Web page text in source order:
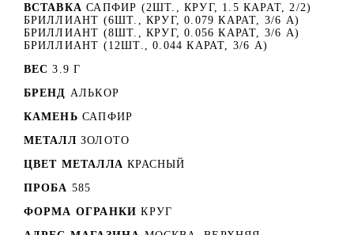
ВСТАВКА САПФИР (2ШТ., КРУГ, 1.5 КАРАТ, 2/2)
БРИЛЛИАНТ (6ШТ., КРУГ, 0.079 КАРАТ, 3/6 А)
БРИЛЛИАНТ (8ШТ., КРУГ, 0.056 КАРАТ, 3/6 А)
БРИЛЛИАНТ (12ШТ., 0.044 КАРАТ, 3/6 А)
ВЕС 3.9 Г
БРЕНД АЛЬКОР
КАМЕНЬ САПФИР
МЕТАЛЛ ЗОЛОТО
ЦВЕТ МЕТАЛЛА КРАСНЫЙ
ПРОБА 585
ФОРМА ОГРАНКИ КРУГ